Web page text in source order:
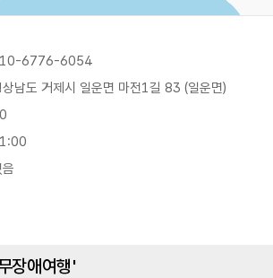
6776-6054
상남도 거제시 일운면 마전1길 83 (일운면)
음
장애여행'